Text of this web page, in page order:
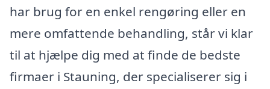
har brug for en enkel rengøring eller en
mere omfattende behandling, står vi klar
til at hjælpe dig med at finde de bedste
firmaer i Stauning, der specialiserer sig i